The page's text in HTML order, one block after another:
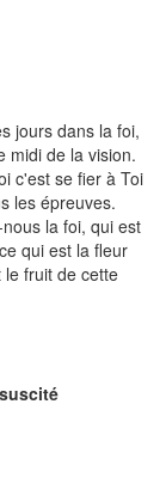
jours dans la foi,
midi de la vision.
c'est se fier à Toi
les épreuves.
la foi, qui est
qui est la fleur
fruit de cette